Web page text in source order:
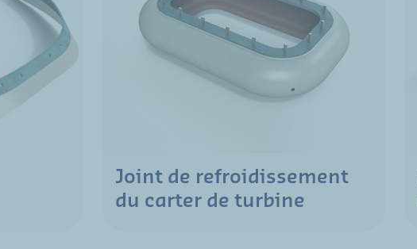
Joint de refroidissement
du carter de turbine